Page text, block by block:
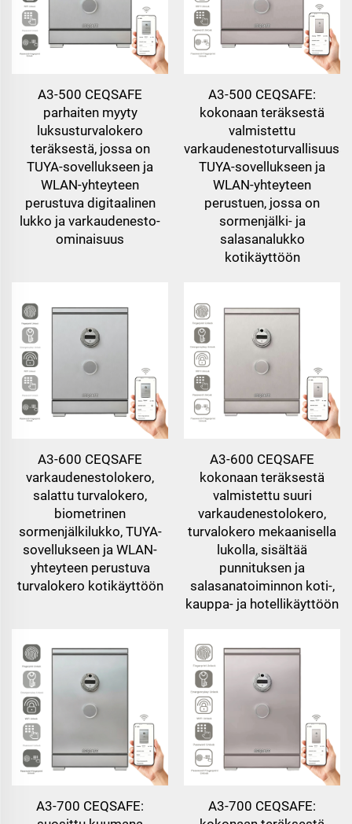
A3-500 CEQSAFE
parhaiten myyty
luksusturvalokero
teräksestä, jossa on
TUYA-sovellukseen ja
WLAN-yhteyteen
perustuva digitaalinen
lukko ja varkaudenesto-
ominaisuus
A3-500 CEQSAFE:
kokonaan teräksestä
valmistettu
TUYA-sovellukseen ja
WLAN-yhteyteen
perustuen, jossa on
sormenjälki- ja
salasanalukko
kotikäyttöön
A3-600 CEQSAFE
varkaudenestolokero,
salattu turvalokero,
biometrinen
sormenjälkilukko, TUYA-
sovellukseen ja WLAN-
yhteyteen perustuva
turvalokero kotikäyttöön
A3-600 CEQSAFE
kokonaan teräksestä
valmistettu suuri
varkaudenestolokero,
turvalokero mekaanisella
lukolla, sisältää
punnituksen ja
salasanatoiminnon koti-,
kauppa- ja hotellikäyttöön
A3-700 CEQSAFE:
A3-700 CEQSAFE: